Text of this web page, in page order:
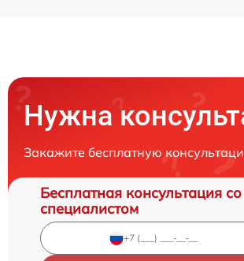
Нужна
Закажите бесплатную
Бесплатная консультация со
специалистом